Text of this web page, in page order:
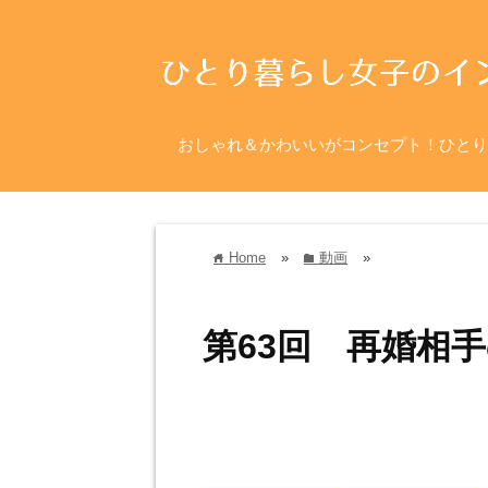
おしゃれ＆かわいいがコンセプト！ひと
home Home » folder 動画 »
第63回 再婚相